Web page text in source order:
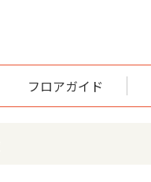
フロアガイド